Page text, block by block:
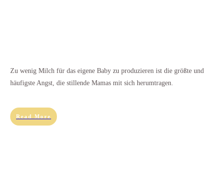
Zu wenig Milch für das eigene Baby zu produzieren ist die größte und
häufigste Angst, die stillende Mamas mit sich herumtragen.
Read More